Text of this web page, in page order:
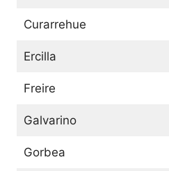
Curarrehue
Ercilla
Freire
Galvarino
Gorbea